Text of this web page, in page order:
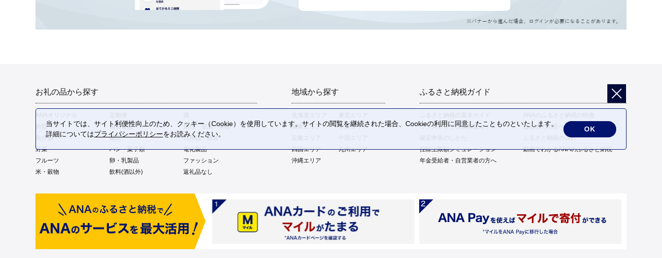
お礼の品から探す
肉類
加工食品
旅行・宿泊・体験
魚介類
麺類
日用品・雑貨
野菜
パン・菓子類
電化製品
フルーツ
卵・乳製品
ファッション
米・穀物
飲料(酒以外) 返礼品なし
地域から探す
関東エリア
中部エリア
四国エリア
九州エリア
沖縄エリア
ふるさと納税ガイド
ふるさと納税の基本ガイド
ANAのふるさと納税の特徴
ワンストップ特例制度ガイド
はじめての方へ
ふるさと納税の流れ
控除上限額シミュレーション
動画でわかるANAのふるさと納税
年金受給者・自営業者の方へ
当サイトでは、サイト利便性向上のため、クッキー（Cookie）を使用しています。サイトの閲覧を継続された場合、Cookieの利用に同意したことものといたします。
詳細についてはプライバシーポリシーをお読みください。
OK